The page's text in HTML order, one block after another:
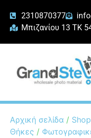
2310870377
Μπιζανίου 13 ΤΚ
Αρχική σελίδα / Shop
Θήκες /